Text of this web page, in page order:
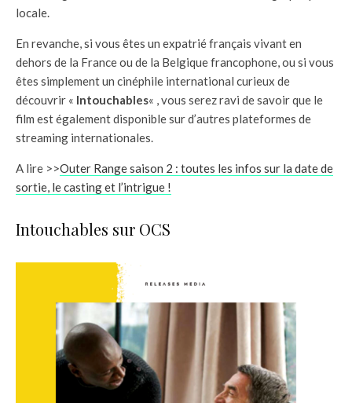
locale.
En revanche, si vous êtes un expatrié français vivant en
dehors de la France ou de la Belgique francophone, ou si vous
êtes simplement un cinéphile international curieux de
découvrir « Intouchables« , vous serez ravi de savoir que le
film est également disponible sur d’autres plateformes de
streaming internationales.
A lire >>Outer Range saison 2 : toutes les infos sur la date de
sortie, le casting et l’intrigue !
Intouchables sur OCS